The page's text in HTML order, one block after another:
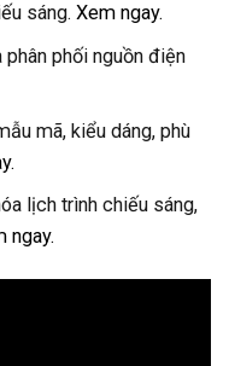
sáng.Xem ngay.
phân phối nguồn điện
mã, kiểu dáng, phù
lịch trình chiếu sáng,
ngay.